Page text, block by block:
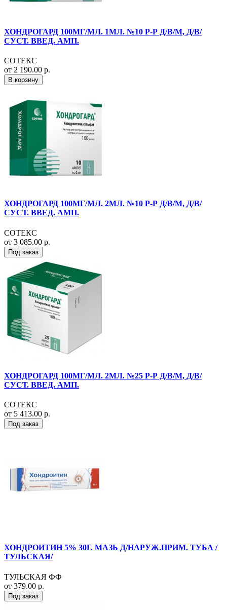
ХОНДРОГАРД 100МГ/МЛ. 1МЛ. №10 Р-Р Д/В/М, Д/В/
СУСТ. ВВЕД. АМП.
СОТЕКС
от 2 190.00 р.
В корзину
ХОНДРОГАРД 100МГ/МЛ. 2МЛ. №10 Р-Р Д/В/М, Д/В/
СУСТ. ВВЕД. АМП.
СОТЕКС
от 3 085.00 р.
Под заказ
ХОНДРОГАРД 100МГ/МЛ. 2МЛ. №25 Р-Р Д/В/М, Д/В/
СУСТ. ВВЕД. АМП.
СОТЕКС
от 5 413.00 р.
Под заказ
ХОНДРОИТИН 5% 30Г. МАЗЬ Д/НАРУЖ.ПРИМ. ТУБА /
ТУЛЬСКАЯ/
ТУЛЬСКАЯ ФФ
от 379.00 р.
Под заказ